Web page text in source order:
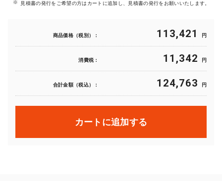
見積書の発行をご希望の方はカートに追加し、見積書の発行をお願いいたします。
商品価格（税別）： 113,421 円
消費税： 11,342 円
合計金額（税込）： 124,763 円
カートに追加する